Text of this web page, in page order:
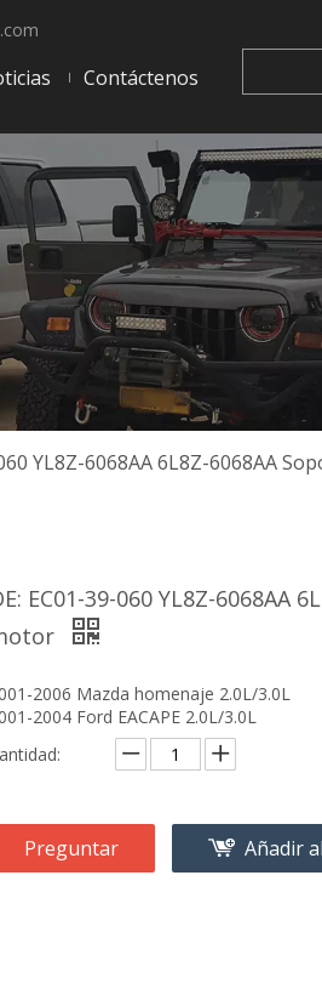
Contáctenos
YL8Z-6068AA 6L8Z-6068AA
EC01-39-060 YL8Z-6068AA
2006 Mazda homenaje 2.0L/3.0L
2004 Ford EACAPE 2.0L/3.0L
Preguntar Añadir